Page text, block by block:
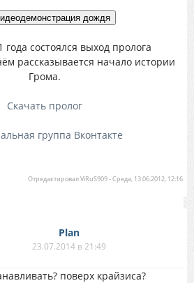
состоялся выход пролога
рассказывается начало истории
Грома.
Скачать пролог
группа Вконтакте
ОтредактировалViRuS909-Среда, 13.06.2012, 12:16
Plan
23.07.2014 в 21:49
поверх крайзиса?